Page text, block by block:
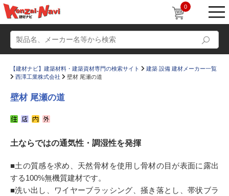
0
かたなび コラム
すまいリング 設計士インタビュー
Q＆A
【建材ナビ】建築材料・建築資材専門の検索サイト
建築 設備 建材メーカー一覧
西澤工業株式会社
壁材 尾瀬の道
壁材 尾瀬の道
土ならではの通気性・調湿性を発揮
■土の質感を求め、天然骨材を使用し骨材の目が表面に露出
する100%無機質建材です。
■洗い出し、ワイヤーブラッシング、掻き落とし、帯状ブラ